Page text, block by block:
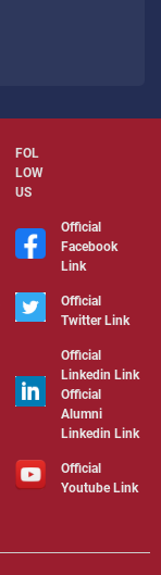
FOL
LOW
US
Official
Facebook
Link
Official
Twitter Link
Official
Linkedin Link
Official
Alumni
Linkedin Link
Official
Youtube Link